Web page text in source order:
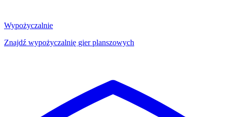
Wypożyczalnie
Znajdź wypożyczalnię gier planszowych